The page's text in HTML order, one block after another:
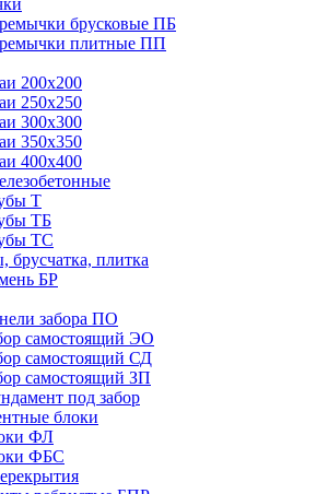
брусковые ПБ
плитные ПП
200х200
250х250
300х300
350х350
400х400
Т
ТБ
ТС
брусчатка, плитка
БР
забора ПО
самостоящий ЭО
самостоящий СД
самостоящий ЗП
под забор
блоки
ФЛ
ФБС